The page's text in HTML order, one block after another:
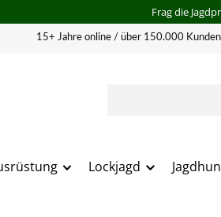
Frag die
15+ Jahre online / über 150.000 Kunden
Lockjagd